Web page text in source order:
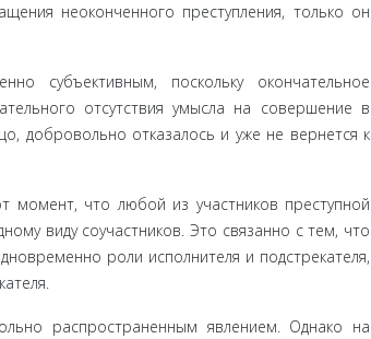
неоконченного преступления, толь­ко он
субъективным, поскольку окончательное
отсутствия умысла на совершение в
добровольно отказалось и уже не вернет­ся к
момент, что любой из участников пре­ступной
виду соучастников. Это связанно с тем, что
роли испол­нителя и подстрекателя,
распространенным явлением. Од­нако на